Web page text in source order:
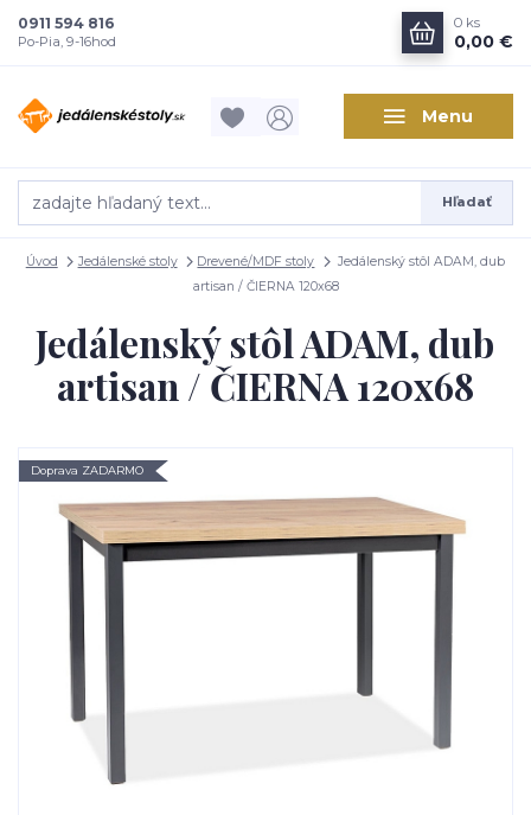
Menu
Hľadať
0911 594 816
Po-Pia, 9-16hod
0 ks
0,00 €
Úvod Jedálenské stoly Drevené/MDF stoly
Jedálenský stôl ADAM, dub
artisan / ČIERNA 120x68
Jedálenský stôl ADAM, dub
artisan / ČIERNA 120x68
Doprava ZADARMO